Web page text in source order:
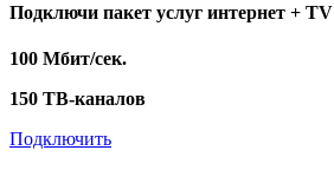
Подключи пакет услуг интернет + TV
100 Мбит/сек.
150 ТВ-каналов
Подключить